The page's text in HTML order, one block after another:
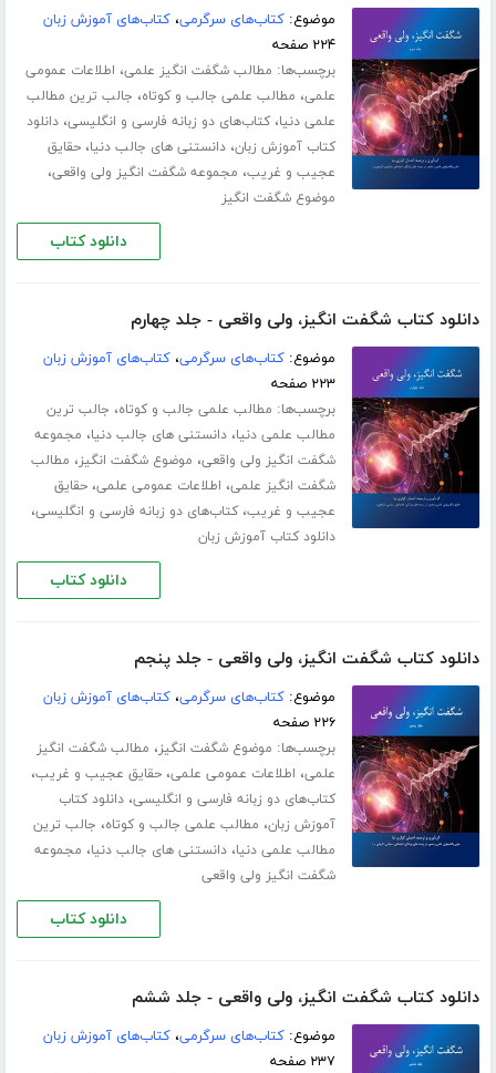
موضوع:کتاب‌های سرگرمی،کتاب‌های آموزش زبان
۲۲۴ صفحه
برچسب‌ها: مطالب شگفت انگیز علمی، اطلاعات عمومی
علمی، مطالب علمی جالب و کوتاه، جالب ترین مطالب
علمی دنیا،کتاب‌های دو زبانه فارسی و انگلیسی،دانلود
کتاب آموزش زبان،دانستنی های جالب دنیا،حقایق
عجیب و غریب، مجموعه شگفت انگیز ولی واقعی،
موضوع شگفت انگیز
دانلود کتاب
دانلود کتاب شگفت انگیز، ولی واقعی - جلد چهارم
موضوع:کتاب‌های سرگرمی،کتاب‌های آموزش زبان
۲۲۳ صفحه
برچسب‌ها: مطالب علمی جالب و کوتاه، جالب ترین
مطالب علمی دنیا،دانستنی های جالب دنیا، مجموعه
شگفت انگیز ولی واقعی، موضوع شگفت انگیز، مطالب
شگفت انگیز علمی، اطلاعات عمومی علمی،حقایق
عجیب و غریب،کتاب‌های دو زبانه فارسی و انگلیسی،
دانلود کتاب آموزش زبان
دانلود کتاب
دانلود کتاب شگفت انگیز، ولی واقعی - جلد پنجم
موضوع:کتاب‌های سرگرمی،کتاب‌های آموزش زبان
۲۲۶ صفحه
برچسب‌ها: موضوع شگفت انگیز، مطالب شگفت انگیز
علمی، اطلاعات عمومی علمی،حقایق عجیب و غریب،
کتاب‌های دو زبانه فارسی و انگلیسی،دانلود کتاب
آموزش زبان، مطالب علمی جالب و کوتاه، جالب ترین
مطالب علمی دنیا،دانستنی های جالب دنیا، مجموعه
شگفت انگیز ولی واقعی
دانلود کتاب
دانلود کتاب شگفت انگیز، ولی واقعی - جلد ششم
موضوع:کتاب‌های سرگرمی،کتاب‌های آموزش زبان
۲۳۷ صفحه